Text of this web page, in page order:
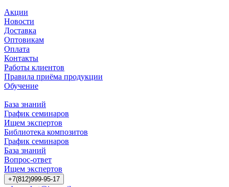
Акции
Новости
Доставка
Оптовикам
Оплата
Контакты
Работы клиентов
Правила приёма продукции
Обучение
База знаний
График семинаров
Ищем экспертов
Библиотека композитов
График семинаров
База знаний
Вопрос-ответ
Ищем экспертов
+7(812)999-95-17